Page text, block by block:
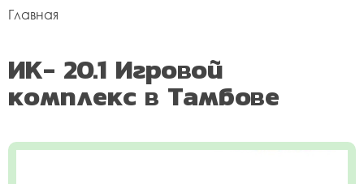
Главная
ИК- 20.1 Игровой
комплекс в Тамбове